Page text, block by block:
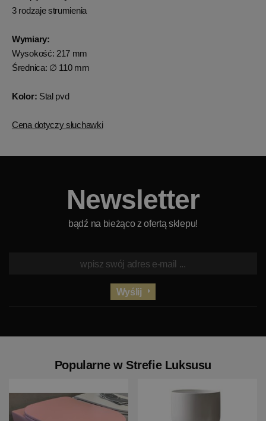
3 rodzaje strumienia
Wymiary:
Wysokość: 217 mm
Średnica: ∅ 110 mm
Kolor: Stal pvd
Cena dotyczy słuchawki
Newsletter
bądź na bieżąco z ofertą sklepu!
Wyślij
Popularne w Strefie Luksusu